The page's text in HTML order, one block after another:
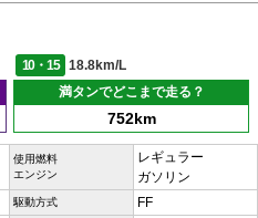
10・15
18.8km/L
満タンでどこまで走る？
752km
使用燃料
エンジン
レギュラー
ガソリン
駆動方式 FF